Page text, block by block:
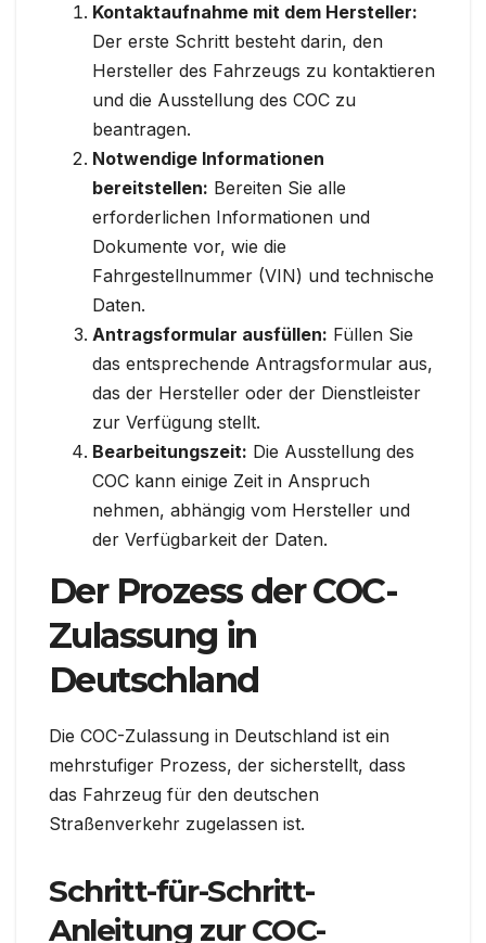
Kontaktaufnahme mit dem Hersteller:
Der erste Schritt besteht darin, den
Hersteller des Fahrzeugs zu kontaktieren
und die Ausstellung des COC zu
beantragen.
Notwendige Informationen
bereitstellen: Bereiten Sie alle
erforderlichen Informationen und
Dokumente vor, wie die
Fahrgestellnummer (VIN) und technische
Daten.
Antragsformular ausfüllen: Füllen Sie
das entsprechende Antragsformular aus,
das der Hersteller oder der Dienstleister
zur Verfügung stellt.
Bearbeitungszeit: Die Ausstellung des
COC kann einige Zeit in Anspruch
nehmen, abhängig vom Hersteller und
der Verfügbarkeit der Daten.
Der Prozess der COC-
Zulassung in
Deutschland
Die COC-Zulassung in Deutschland ist ein
mehrstufiger Prozess, der sicherstellt, dass
das Fahrzeug für den deutschen
Straßenverkehr zugelassen ist.
Schritt-für-Schritt-
Anleitung zur COC-